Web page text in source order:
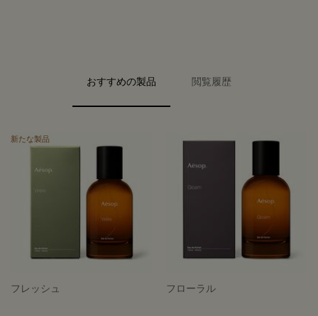
PDP carousel with text
PDP Video Flowplayer just on mobile
PDP Slot with tabs
おすすめの製品 閲覧履歴
新たな製品
フレッシュ フローラル